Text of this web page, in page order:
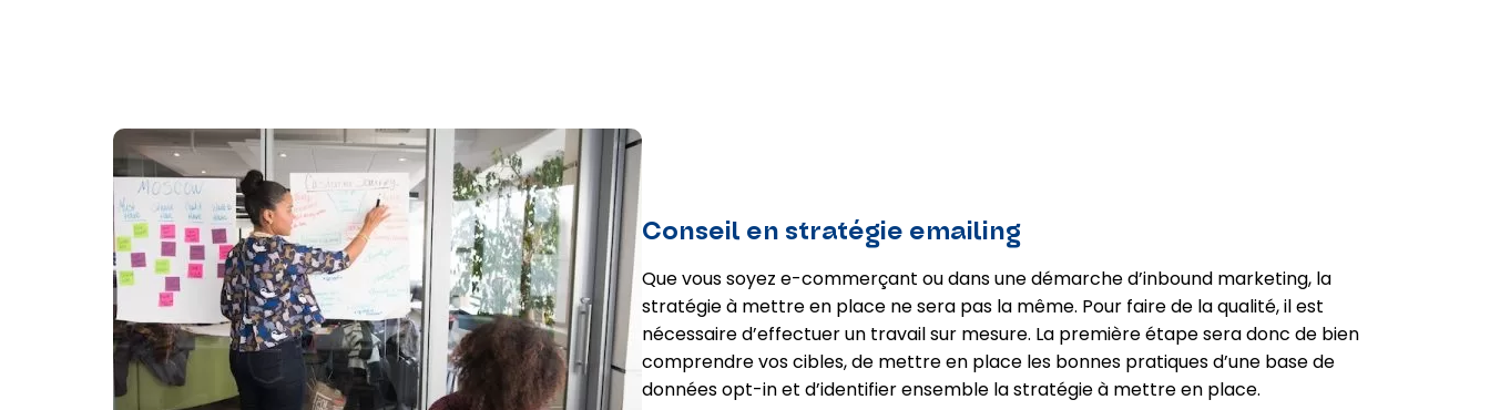
Conseil en stratégie emailing
Que vous soyez e-commerçant ou dans une démarche d’inbound marketing, la
stratégie à mettre en place ne sera pas la même. Pour faire de la qualité, il est
nécessaire d’effectuer un travail sur mesure. La première étape sera donc de bien
comprendre vos cibles, de mettre en place les bonnes pratiques d’une base de
données opt-in et d’identifier ensemble la stratégie à mettre en place.